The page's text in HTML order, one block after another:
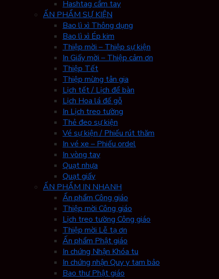
Hashtag cầm tay
ẤN PHẨM SỰ KIỆN
Bao lì xì Thông dụng
Bao lì xì Ép kim
Thiệp mời – Thiệp sự kiện
In Giấy mời – Thiệp cảm ơn
Thiệp Tết
Thiệp mừng tân gia
Lịch tết / Lịch để bàn
Lịch Hoa lá đế gỗ
In Lịch treo tường
Thẻ đeo sự kiện
Vé sự kiện / Phiếu rút thăm
In vé xe – Phiếu ordel
In vòng tay
Quạt nhựa
Quạt giấy
ẤN PHẨM IN NHANH
Ấn phẩm Công giáo
Thiệp mời Công giáo
Lịch treo tường Công giáo
Thiệp mời Lễ tạ ơn
Ấn phẩm Phật giáo
In chứng Nhận Khóa tu
In chứng nhận Quy y tam bảo
Bao thư Phật giáo